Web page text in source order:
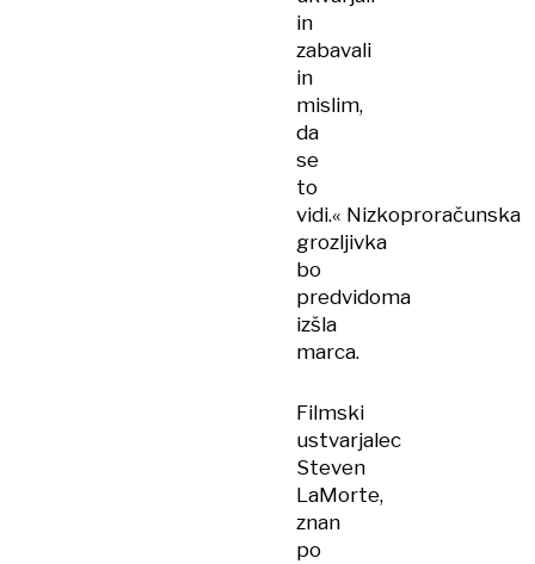
in
zabavali
in
mislim,
da
se
to
vidi.« Nizkoproračunska
grozljivka
bo
predvidoma
izšla
marca.
Filmski
ustvarjalec
Steven
LaMorte,
znan
po